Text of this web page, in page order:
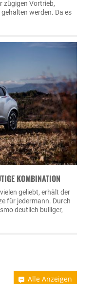
zügigen Vortrieb,
werden. Da es
KOMBINATION
geliebt, erhält der
für jedermann. Durch
deutlich bulliger,
Alle Anzeigen